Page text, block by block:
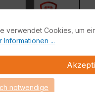
& Video Filter
verwendet Cookies, um
Informationen ...
notwendige